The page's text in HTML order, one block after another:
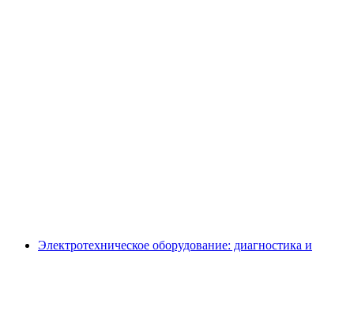
Электротехническое оборудование: диагностика и